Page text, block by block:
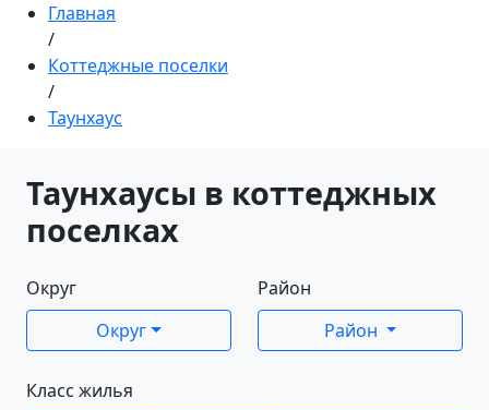
Главная
/
Коттеджные поселки
/
Таунхаус
Таунхаусы в коттеджных
поселках
Округ
Округ
Район
Район
Класс жилья